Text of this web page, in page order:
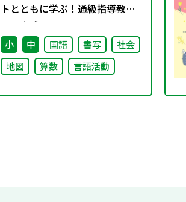
トとともに学ぶ！通級指導教室
での実践～コミュニケーション
力と自己肯定感を育てる～
小 中 国語 書写
社会
地図
算数 言語活動